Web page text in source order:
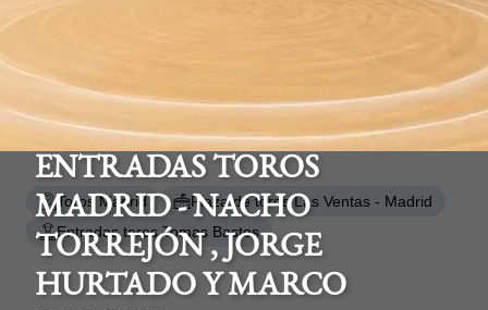
ENTRADAS TOROS
MADRID - NACHO
TORREJÓN , JORGE
HURTADO Y MARCO
Toros Madrid
Plaza de toros Las Ventas - Madrid
Entradas toros Tomas Bastos